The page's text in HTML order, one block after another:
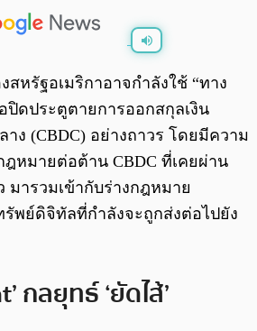
0:00 /
หรัฐอเมริกาอาจกำลังใช้ “ทาง
ปิดประตูตายการออกสกุลเงิน
ง (CBDC) อย่างถาวร โดยมีความ
หมายต่อต้าน CBDC ที่เคยผ่าน
มารวมเข้ากับร่างกฎหมาย
พย์ดิจิทัลที่กำลังจะถูกส่งต่อไปยัง
กลยุทธ์ ‘ยัดไส้’